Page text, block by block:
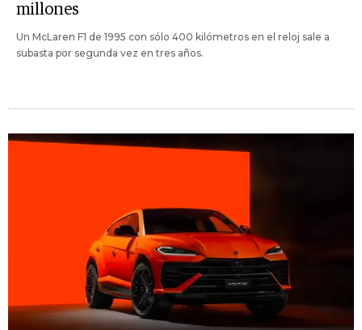
millones
Un McLaren F1 de 1995 con sólo 400 kilómetros en el reloj sale a
subasta por segunda vez en tres años.